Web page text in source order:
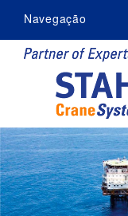
Navegação
Empresa
Produtos
Competência
Assistência
Contacto